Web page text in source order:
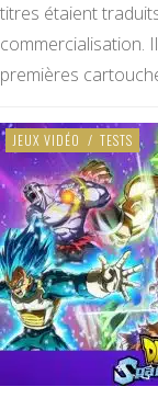
titres étaient
commercialisation.
premières
JEUX VIDÉO / TESTS